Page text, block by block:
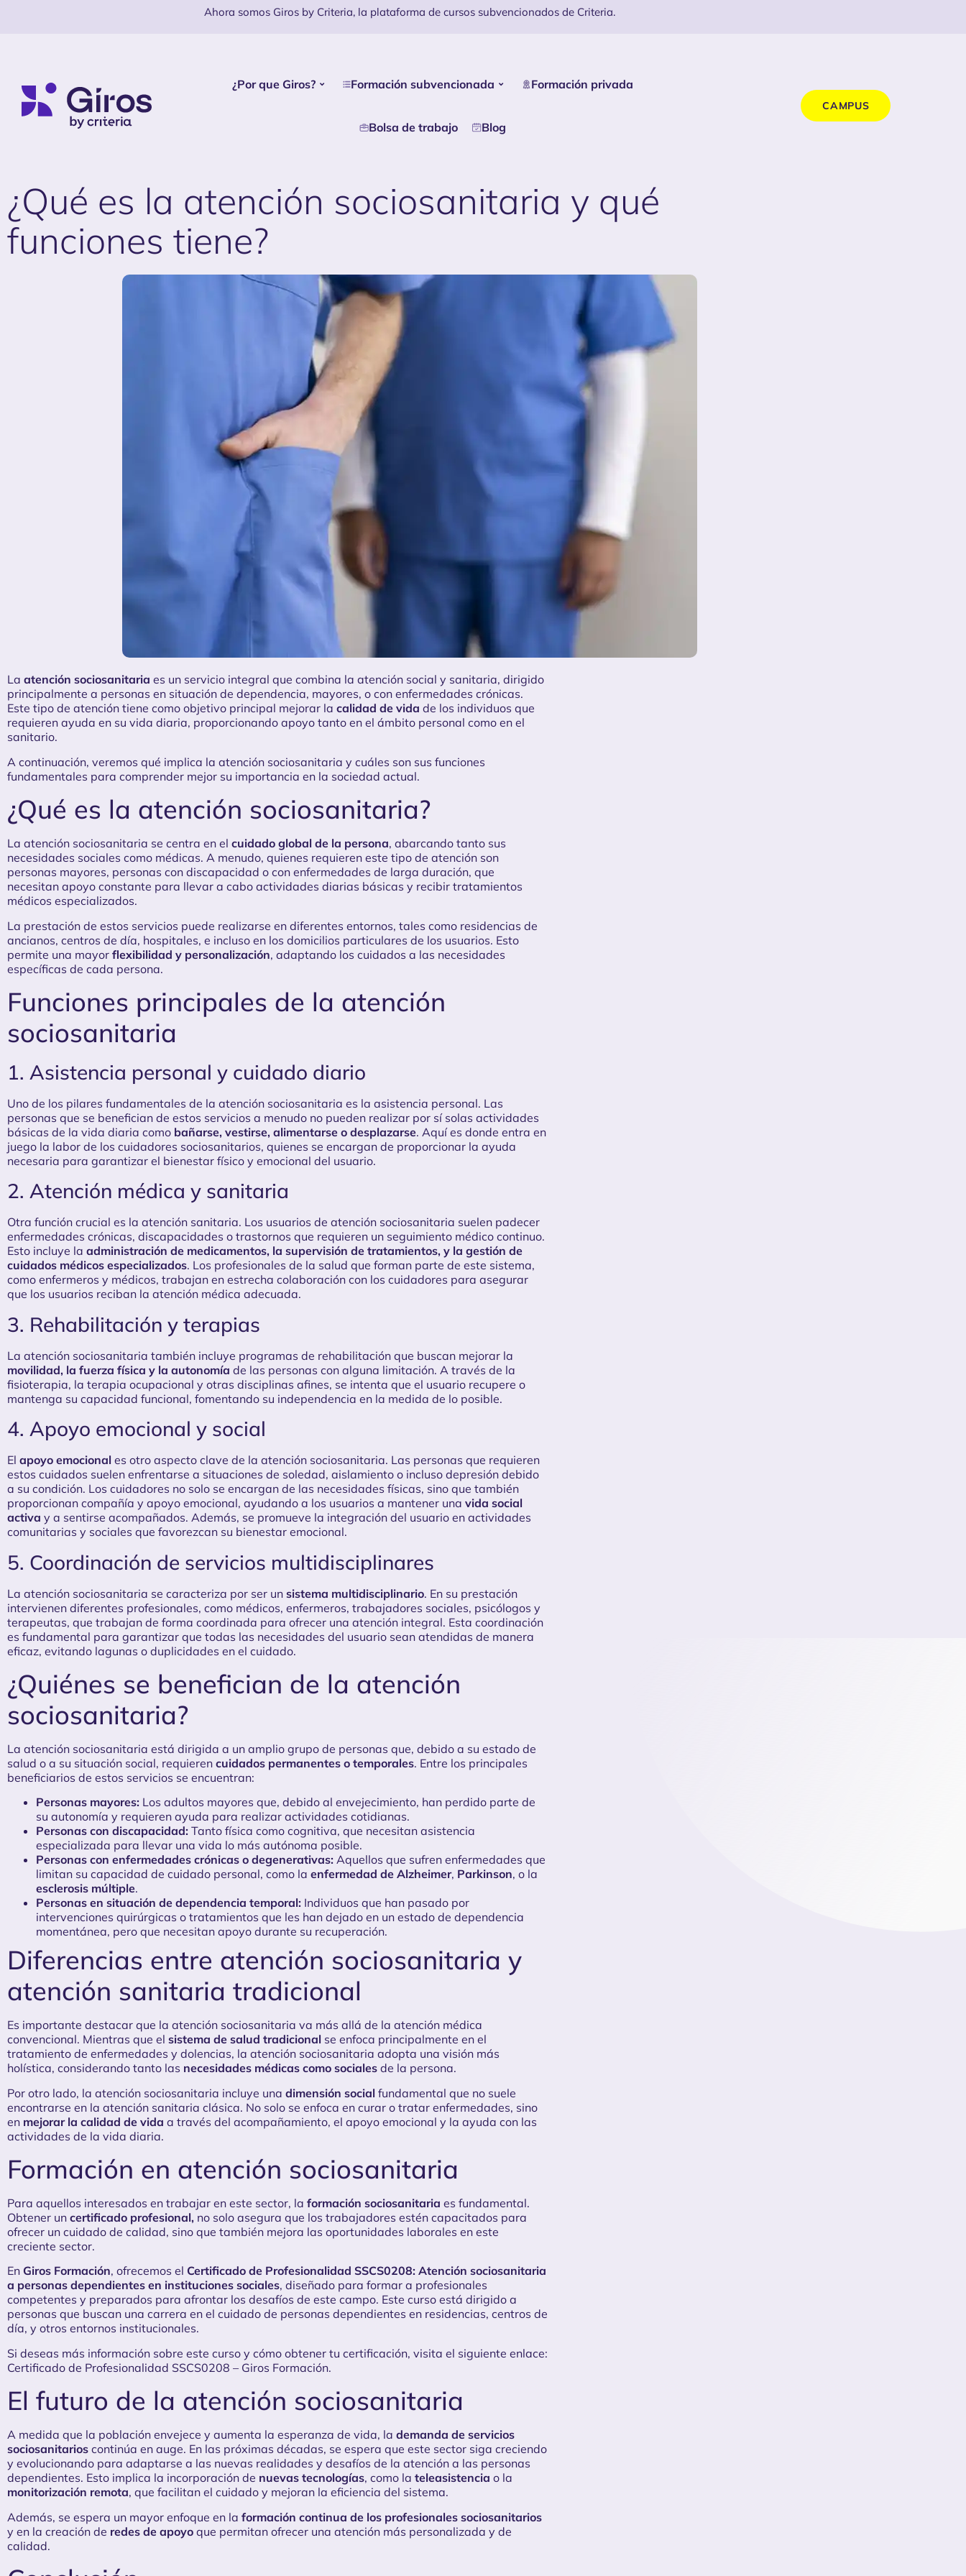
Ahora somos Giros by Criteria, la plataforma de cursos subvencionados de Criteria.
¿Por que Giros? Formación subvencionada Formación privada
Bolsa de trabajo Blog
CAMPUS
¿Qué es la atención sociosanitaria y qué
funciones tiene?
La atención sociosanitaria es un servicio integral que combina la atención social y sanitaria, dirigido
principalmente a personas en situación de dependencia, mayores, o con enfermedades crónicas.
Este tipo de atención tiene como objetivo principal mejorar la calidad de vida de los individuos que
requieren ayuda en su vida diaria, proporcionando apoyo tanto en el ámbito personal como en el
sanitario.
A continuación, veremos qué implica la atención sociosanitaria y cuáles son sus funciones
fundamentales para comprender mejor su importancia en la sociedad actual.
¿Qué es la atención sociosanitaria?
La atención sociosanitaria se centra en el cuidado global de la persona, abarcando tanto sus
necesidades sociales como médicas. A menudo, quienes requieren este tipo de atención son
personas mayores, personas con discapacidad o con enfermedades de larga duración, que
necesitan apoyo constante para llevar a cabo actividades diarias básicas y recibir tratamientos
médicos especializados.
La prestación de estos servicios puede realizarse en diferentes entornos, tales como residencias de
ancianos, centros de día, hospitales, e incluso en los domicilios particulares de los usuarios. Esto
permite una mayor flexibilidad y personalización, adaptando los cuidados a las necesidades
específicas de cada persona.
Funciones principales de la atención
sociosanitaria
1. Asistencia personal y cuidado diario
Uno de los pilares fundamentales de la atención sociosanitaria es la asistencia personal. Las
personas que se benefician de estos servicios a menudo no pueden realizar por sí solas actividades
básicas de la vida diaria como bañarse, vestirse, alimentarse o desplazarse. Aquí es donde entra en
juego la labor de los cuidadores sociosanitarios, quienes se encargan de proporcionar la ayuda
necesaria para garantizar el bienestar físico y emocional del usuario.
2. Atención médica y sanitaria
Otra función crucial es la atención sanitaria. Los usuarios de atención sociosanitaria suelen padecer
enfermedades crónicas, discapacidades o trastornos que requieren un seguimiento médico continuo.
Esto incluye la administración de medicamentos, la supervisión de tratamientos, y la gestión de
cuidados médicos especializados. Los profesionales de la salud que forman parte de este sistema,
como enfermeros y médicos, trabajan en estrecha colaboración con los cuidadores para asegurar
que los usuarios reciban la atención médica adecuada.
3. Rehabilitación y terapias
La atención sociosanitaria también incluye programas de rehabilitación que buscan mejorar la
movilidad, la fuerza física y la autonomía de las personas con alguna limitación. A través de la
fisioterapia, la terapia ocupacional y otras disciplinas afines, se intenta que el usuario recupere o
mantenga su capacidad funcional, fomentando su independencia en la medida de lo posible.
4. Apoyo emocional y social
El apoyo emocional es otro aspecto clave de la atención sociosanitaria. Las personas que requieren
estos cuidados suelen enfrentarse a situaciones de soledad, aislamiento o incluso depresión debido
a su condición. Los cuidadores no solo se encargan de las necesidades físicas, sino que también
proporcionan compañía y apoyo emocional, ayudando a los usuarios a mantener una vida social
activa y a sentirse acompañados. Además, se promueve la integración del usuario en actividades
comunitarias y sociales que favorezcan su bienestar emocional.
5. Coordinación de servicios multidisciplinares
La atención sociosanitaria se caracteriza por ser un sistema multidisciplinario. En su prestación
intervienen diferentes profesionales, como médicos, enfermeros, trabajadores sociales, psicólogos y
terapeutas, que trabajan de forma coordinada para ofrecer una atención integral. Esta coordinación
es fundamental para garantizar que todas las necesidades del usuario sean atendidas de manera
eficaz, evitando lagunas o duplicidades en el cuidado.
¿Quiénes se benefician de la atención
sociosanitaria?
La atención sociosanitaria está dirigida a un amplio grupo de personas que, debido a su estado de
salud o a su situación social, requieren cuidados permanentes o temporales. Entre los principales
beneficiarios de estos servicios se encuentran:
Personas mayores: Los adultos mayores que, debido al envejecimiento, han perdido parte de
su autonomía y requieren ayuda para realizar actividades cotidianas.
Personas con discapacidad: Tanto física como cognitiva, que necesitan asistencia
especializada para llevar una vida lo más autónoma posible.
Personas con enfermedades crónicas o degenerativas: Aquellos que sufren enfermedades que
limitan su capacidad de cuidado personal, como la enfermedad de Alzheimer, Parkinson, o la
esclerosis múltiple.
Personas en situación de dependencia temporal: Individuos que han pasado por
intervenciones quirúrgicas o tratamientos que les han dejado en un estado de dependencia
momentánea, pero que necesitan apoyo durante su recuperación.
Diferencias entre atención sociosanitaria y
atención sanitaria tradicional
Es importante destacar que la atención sociosanitaria va más allá de la atención médica
convencional. Mientras que el sistema de salud tradicional se enfoca principalmente en el
tratamiento de enfermedades y dolencias, la atención sociosanitaria adopta una visión más
holística, considerando tanto las necesidades médicas como sociales de la persona.
Por otro lado, la atención sociosanitaria incluye una dimensión social fundamental que no suele
encontrarse en la atención sanitaria clásica. No solo se enfoca en curar o tratar enfermedades, sino
en mejorar la calidad de vida a través del acompañamiento, el apoyo emocional y la ayuda con las
actividades de la vida diaria.
Formación en atención sociosanitaria
Para aquellos interesados en trabajar en este sector, la formación sociosanitaria es fundamental.
Obtener un certificado profesional, no solo asegura que los trabajadores estén capacitados para
ofrecer un cuidado de calidad, sino que también mejora las oportunidades laborales en este
creciente sector.
En Giros Formación, ofrecemos el Certificado de Profesionalidad SSCS0208: Atención sociosanitaria
a personas dependientes en instituciones sociales, diseñado para formar a profesionales
competentes y preparados para afrontar los desafíos de este campo. Este curso está dirigido a
personas que buscan una carrera en el cuidado de personas dependientes en residencias, centros de
día, y otros entornos institucionales.
Si deseas más información sobre este curso y cómo obtener tu certificación, visita el siguiente enlace:
Certificado de Profesionalidad SSCS0208 – Giros Formación.
El futuro de la atención sociosanitaria
A medida que la población envejece y aumenta la esperanza de vida, la demanda de servicios
sociosanitarios continúa en auge. En las próximas décadas, se espera que este sector siga creciendo
y evolucionando para adaptarse a las nuevas realidades y desafíos de la atención a las personas
dependientes. Esto implica la incorporación de nuevas tecnologías, como la teleasistencia o la
monitorización remota, que facilitan el cuidado y mejoran la eficiencia del sistema.
Además, se espera un mayor enfoque en la formación continua de los profesionales sociosanitarios
y en la creación de redes de apoyo que permitan ofrecer una atención más personalizada y de
calidad.